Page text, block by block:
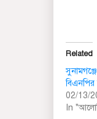
Related
02/13/
In